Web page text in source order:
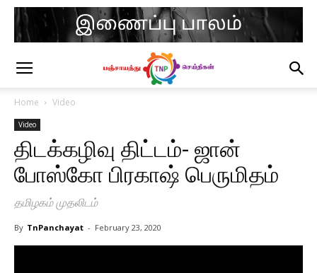
Home Video
Video
திடக்கழிவு திட்டம்- ஜான்
போஸ்கோ பிரகாஷ் பெருமிதம்
தமிழகம் முதலிடம்
By TnPanchayat - February 23, 2020